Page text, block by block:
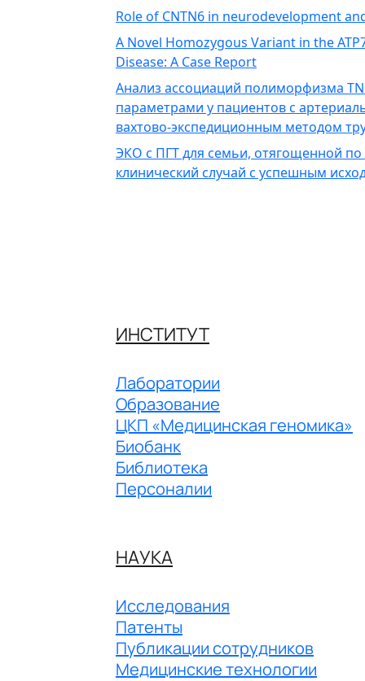
Role of CNTN6 in neurodevelopment
A Novel Homozygous Variant in the
Disease: A Case Report
Анализ ассоциаций полиморфизма
параметрами у пациентов с
вахтово-экспедиционным методом
ЭКО с ПГТ для семьи, отягощенной по
клинический случай с успешным
ИНСТИТУТ
Лаборатории
Образование
ЦКП «Медицинская геномика»
Биобанк
Библиотека
Персоналии
НАУКА
Исследования
Патенты
Публикации сотрудников
Медицинские технологии